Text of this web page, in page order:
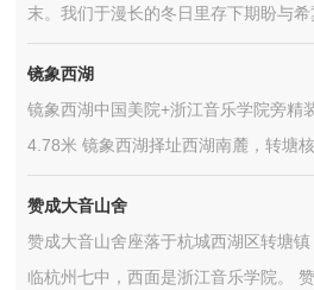
末。我们于漫长的冬日里存下期盼与希
镜象西湖
镜象西湖中国美院+浙江音乐学院旁精
4.78米 镜象西湖择址西湖南麓，转塘
赞成大音山舍
赞成大音山舍座落于杭城西湖区转塘
临杭州七中，西面是浙江音乐学院。